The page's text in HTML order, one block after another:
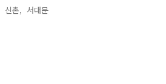
신촌, 서대문,